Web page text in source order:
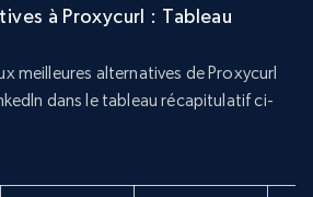
à Proxycurl : Tableau
meilleures alternatives de Proxycurl
dans le tableau récapitulatif ci-